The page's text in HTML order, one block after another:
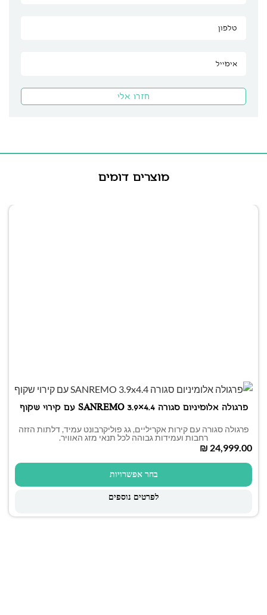
מוצרים דומים
פרגולה אלומיניום סגורה SANREMO 3.9×4.4 עם קירוי שקוף
פרגולה סגורה עם קירות אקריליים, גג פוליקרבונט עמיד, דלתות הזזה
רחבות ועמידות גבוהה לכל תנאי מזג האוויר.
₪
בחר אפשרויות
לפרטים נוספים